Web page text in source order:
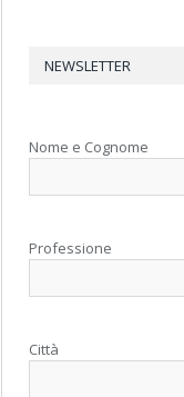
NEWSLETTER
Nome e Cognome
Professione
Città